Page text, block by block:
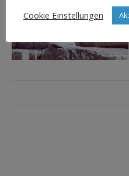
Cookie Einstellungen